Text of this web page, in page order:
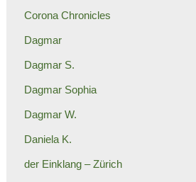
Corona Chronicles
Dagmar
Dagmar S.
Dagmar Sophia
Dagmar W.
Daniela K.
der Einklang – Zürich